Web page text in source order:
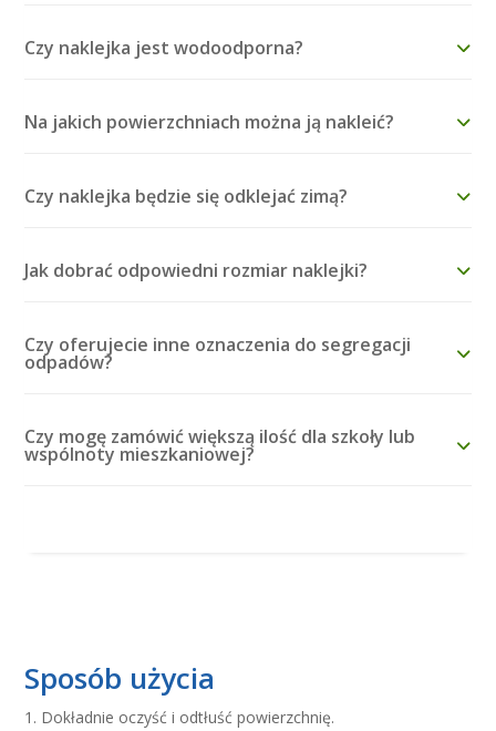
Czy naklejka jest wodoodporna?
Na jakich powierzchniach można ją nakleić?
Czy naklejka będzie się odklejać zimą?
Jak dobrać odpowiedni rozmiar naklejki?
Czy oferujecie inne oznaczenia do segregacji
odpadów?
Czy mogę zamówić większą ilość dla szkoły lub
wspólnoty mieszkaniowej?
Sposób użycia
Dokładnie oczyść i odtłuść powierzchnię.